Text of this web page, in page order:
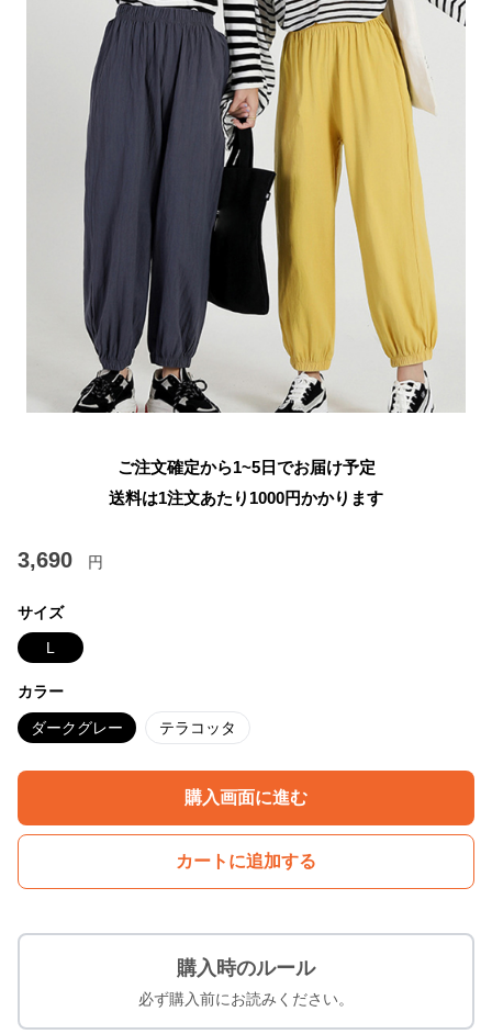
ご注文確定から1~5日でお届け予定
送料は1注文あたり 1000円かかります
3,690 円
サイズ
L
カラー
ダークグレー テラコッタ
購入画面に進む
カートに追加する
購入時のルール
必ず購入前にお読みください。